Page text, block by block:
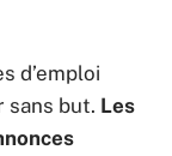
d’emploi
sans but. Les